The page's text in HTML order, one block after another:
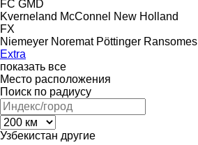
FC GMD
Kverneland McConnel New Holland
FX
Niemeyer Noremat Pöttinger Ransomes
Extra
показать все
Место расположения
Поиск по радиусу
Узбекистан другие